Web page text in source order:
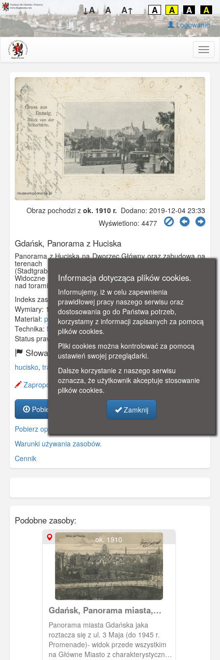
↓A A A↑ A A A A
Logowanie
Obraz pochodzi z ok. 1910 r. Dodano: 2019-12-04 23:33
Wyświetlono: 4477
Gdańsk, Panorama z Huciska
Panorama z Huciska na Dworzec Główny oraz zabudowa na
terenach pofortecznych przy Podwalu Grodzkim
(Stadtgraben) i Wałach Jagiellońskich (Elisabethwall).
Widoczne kościół św. Elżbiety . Na pierwszym planie most
nad torami i stojący na nim Tramwaj. Obieg 1907 rok.
Indeks zasobu:GSP02515
Wymiary: 140 x 90 mm
Materiał: pocztówka
Technika: fotografia czarno-biała
Status prawny:
Słowa kluczowe:
hucisko, tramwaj,dworzec główny, dworzec ,kolej,
Zaproponuj zmianę opisu.
Pobierz zasób
Pobierz opis
Warunki używania zasobów.
Cennik
Podobne zasoby:
ok. 1910
Gdańsk, Panorama miasta,
Blick auf Danzig
Panorama miasta Gdańska jaka
roztacza się z ul. 3 Maja (do 1945 r.
Promenade)- widok przede wszystkim
na Główne Miasto z charakterystyczną
Informacja dotycząca plików cookies.
Informujemy, iż w celu zapewnienia
prawidłowej pracy naszego serwisu oraz
dostosowania go do Państwa potrzeb,
korzystamy z informacji zapisanych za pomocą
plików cookies.
Pliki cookies można kontrolować za pomocą
ustawień swojej przeglądarki.
Dalsze korzystanie z naszego serwisu
oznacza, że użytkownik akceptuje stosowanie
plików cookies.
Zamknij